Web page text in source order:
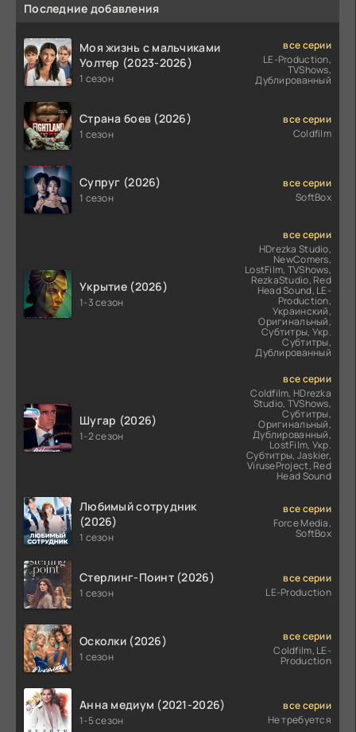
Последние добавления
Моя жизнь с мальчиками
Уолтер (2023-2026)
1 сезон
все серии
LE-Production,
TVShows,
Дублированный
Страна боев (2026)
1 сезон
все серии
Coldfilm
Супруг (2026)
1 сезон
все серии
SoftBox
Укрытие (2026)
1-3 сезон
все серии
HDrezka Studio,
NewComers,
LostFilm, TVShows,
RezkaStudio, Red
Head Sound, LE-
Production,
Украинский,
Оригинальный,
Субтитры, Укр.
Субтитры,
Дублированный
Шугар (2026)
1-2 сезон
все серии
Coldfilm, HDrezka
Studio, TVShows,
Субтитры,
Оригинальный,
Дублированный,
LostFilm, Укр.
Субтитры, Jaskier,
ViruseProject, Red
Head Sound
Любимый сотрудник
(2026)
1 сезон
все серии
Force Media,
SoftBox
Стерлинг-Поинт (2026)
1 сезон
все серии
LE-Production
Осколки (2026)
1 сезон
все серии
Coldfilm, LE-
Production
Анна медиум (2021-2026)
1-5 сезон
все серии
Не требуется